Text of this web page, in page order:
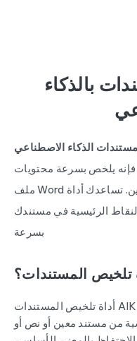
بالذكاء
الذكاء الاصطناعي
فإنه يلخص بسرعة محتويات
ملف Word الخاص بك بالكامل في غمضة عين. تساعدك أداة
الرئيسية في مستندك
بسرعة
تلخيص المستندات؟
أداة تلخيص المستندات AIKTP هي تطبيق برمجي مصمم لتكثيف
من مستند معين أو نص أو